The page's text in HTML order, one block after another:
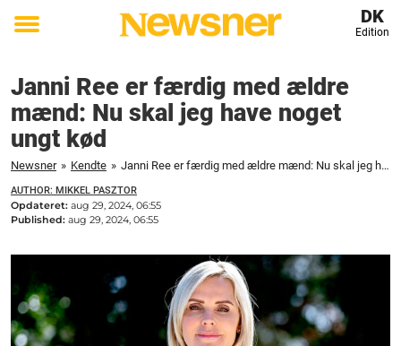
Toggle
DK
Edition
Janni Ree er færdig med ældre
mænd: Nu skal jeg have noget
ungt kød
Newsner » Kendte » Janni Ree er færdig med ældre mænd: Nu skal jeg have noget ungt kød
AUTHOR: MIKKEL PASZTOR
Opdateret: aug 29, 2024, 06:55
Published: aug 29, 2024, 06:55